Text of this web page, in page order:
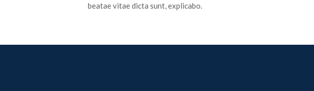
beatae vitae dicta sunt, explicabo.